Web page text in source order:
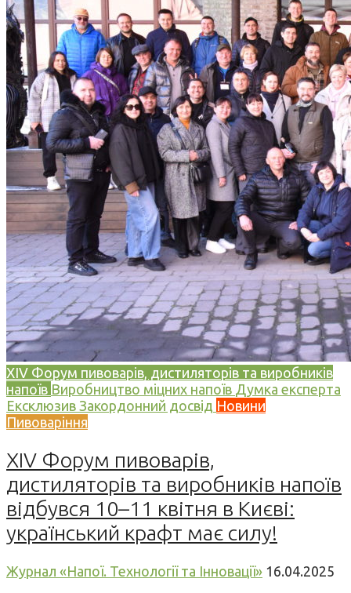
XIV Форум пивоварів, дистиляторів та виробників
напоїв Виробництво міцних напоїв Думка експерта
Ексклюзив Закордонний досвід Новини
Пивоваріння
XIV Форум пивоварів,
дистиляторів та виробників напоїв
відбувся 10–11 квітня в Києві:
український крафт має силу!
Журнал «Напої. Технології та Інновації» 16.04.2025